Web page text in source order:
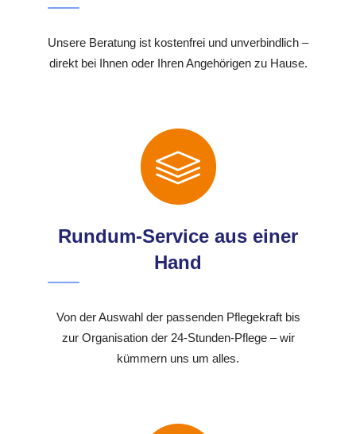
Unsere Beratung ist kostenfrei und unverbindlich –
direkt bei Ihnen oder Ihren Angehörigen zu Hause.
Rundum-Service aus einer
Hand
Von der Auswahl der passenden Pflegekraft bis
zur Organisation der 24-Stunden-Pflege – wir
kümmern uns um alles.